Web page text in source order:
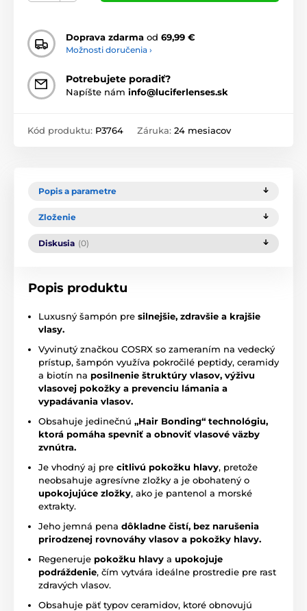
Doprava zdarma od 69,99 €
Možnosti doručenia ›
Potrebujete poradiť?
Napíšte nám info@luciferlenses.sk
Kód produktu: P3764 Záruka: 24 mesiacov
Popis a parametre
Zloženie
Diskusia (0)
Popis produktu
Luxusný šampón pre silnejšie, zdravšie a krajšie
vlasy.
Vyvinutý značkou COSRX so zameraním na vedecký
prístup, šampón využíva pokročilé peptidy, ceramidy
a biotín na posilnenie štruktúry vlasov, výživu
vlasovej pokožky a prevenciu lámania a
vypadávania vlasov.
Obsahuje jedinečnú „Hair Bonding“ technológiu,
ktorá pomáha spevniť a obnoviť vlasové väzby
zvnútra.
Je vhodný aj pre citlivú pokožku hlavy, pretože
neobsahuje agresívne zložky a je obohatený o
upokojujúce zložky, ako je pantenol a morské
extrakty.
Jeho jemná pena dôkladne čistí, bez narušenia
prirodzenej rovnováhy vlasov a pokožky hlavy.
Regeneruje pokožku hlavy a upokojuje
podráždenie, čím vytvára ideálne prostredie pre rast
zdravých vlasov.
Obsahuje päť typov ceramidov, ktoré obnovujú